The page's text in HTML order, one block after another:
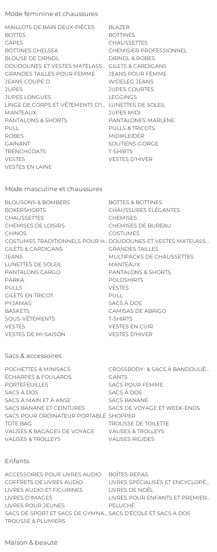
Mode féminine et chaussures
MAILLOTS DE BAIN DEUX-PIÈCES
BLAZER
BOTTES
BOTTINES
CAPES
CHAUSSETTES
BOTTINES CHELSEA
CHEMISIER PROFESSIONNEL
BLOUSE DE DIRNDL
DIRNDL & ROBES
DOUDOUNES ET VESTES MATELASSÉESGILETS & CARDIGANS
GRANDES TAILLES POUR FEMME
JEANS POUR FEMME
JEANS COUPE O
WIDELEG JEANS
JUPES
JUPES COURTES
JUPES LONGUES
LEGGINGS
LINGE DE CORPS ET VÊTEMENTS D’INTÉRIEURLUNETTES DE SOLEIL
MANTEAUX
JUPES MIDI
PANTALONS & SHORTS
PANTALONES MARLENE
PULL
PULLS & TRICOTS
ROBES
MIDIKLEIDER
GAINANT
SOUTIENS-GORGE
TRENCHCOATS
T-SHIRTS
VESTES
VESTES D’HIVER
VESTES EN LAINE
Mode masculine et chaussures
BLOUSONS & BOMBERS
BOTTES & BOTTINES
BOXERSHORTS
CHAUSSURES ÉLÉGANTES
CHAUSSETTES
CHEMISES
CHEMISES DE LOISIRS
CHEMISES DE BUREAU
CHINOS
COSTUMES
COSTUMES TRADITIONNELS POUR HOMMEDOUDOUNES ET VESTES MATELASSÉES
GILETS & CARDIGANS
GRANDES TAILLES
JEANS
MULTIPACKS DE CHAUSSETTES
LUNETTES DE SOLEIL
MANTEAUX
PANTALONS CARGO
PANTALONS & SHORTS
PARKA
POLOSHIRTS
PULLS
VESTES
GILETS EN TRICOT
PULL
PYJAMAS
SACS À DOS
BASKETS
CAMISAS DE ABRIGO
SOUS-VÊTEMENTS
T-SHIRTS
VESTES
VESTES EN CUIR
VESTES DE MI-SAISON
VESTES D’HIVER
Sacs & accessoires
POCHETTES & MINISACS
CROSSBODY- & SACS À BANDOULIÈRE
ÉCHARPES & FOULARDS
GANTS
PORTEFEUILLES
SACS POUR FEMME
SACS À DOS
SACS À DOS
SACS À MAIN ET À ANSE
SACS BANANE
SACS BANANE ET CEINTURES
SACS DE VOYAGE ET WEEK-ENDS
SACS POUR ORDINATEUR PORTABLE SHOPPER
TOTE BAG
TROUSSE DE TOILETTE
VALISES & BAGAGES DE VOYAGE
VALISES & TROLLEYS
VALISES & TROLLEYS
VALISES RIGIDES
Enfants
ACCESSOIRES POUR LIVRES AUDIO
BOÎTES-REPAS
COFFRETS DE LIVRES AUDIO
LIVRES SPÉCIALISÉS ET
LIVRES AUDIO ET FIGURINES
LIVRES DE NOËL
LIVRES D’IMAGES
LIVRES POUR ENFANTS ET PREMIERS
LIVRES POUR JEUNES
PELUCHE
SACS DE SPORT ET SACS DE GYMNASTIQUESACS D’ÉCOLE ET SACS À DOS
TROUSSE & PLUMIERS
Maison & beauté